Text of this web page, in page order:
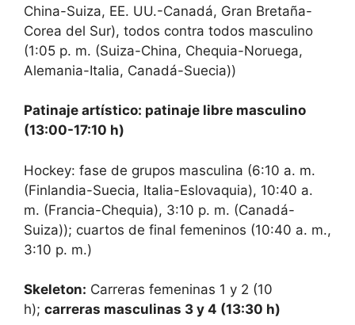
China-Suiza, EE. UU.-Canadá, Gran Bretaña-
Corea del Sur), todos contra todos masculino
(1:05 ​​p. m. (Suiza-China, Chequia-Noruega,
Alemania-Italia, Canadá-Suecia))
Patinaje artístico: patinaje libre masculino
(13:00-17:10 h)
Hockey: fase de grupos masculina (6:10 a. m.
(Finlandia-Suecia, Italia-Eslovaquia), 10:40 a.
m. (Francia-Chequia), 3:10 p. m. (Canadá-
Suiza)); cuartos de final femeninos (10:40 a. m.,
3:10 p. m.)
Skeleton: Carreras femeninas 1 y 2 (10
h); carreras masculinas 3 y 4 (13:30 h)